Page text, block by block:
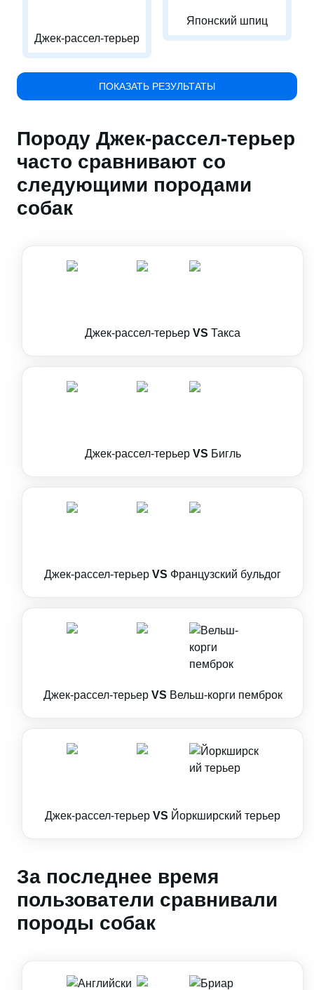
Джек-рассел-терьер
Японский шпиц
ПОКАЗАТЬ РЕЗУЛЬТАТЫ
Породу Джек-рассел-терьер
часто сравнивают со
следующими породами
собак
Джек-рассел-терьер VS Такса
Джек-рассел-терьер VS Бигль
Джек-рассел-терьер VS Французский бульдог
Джек-рассел-терьер VS Вельш-корги пемброк
Джек-рассел-терьер VS Йоркширский терьер
За последнее время
пользователи сравнивали
породы собак